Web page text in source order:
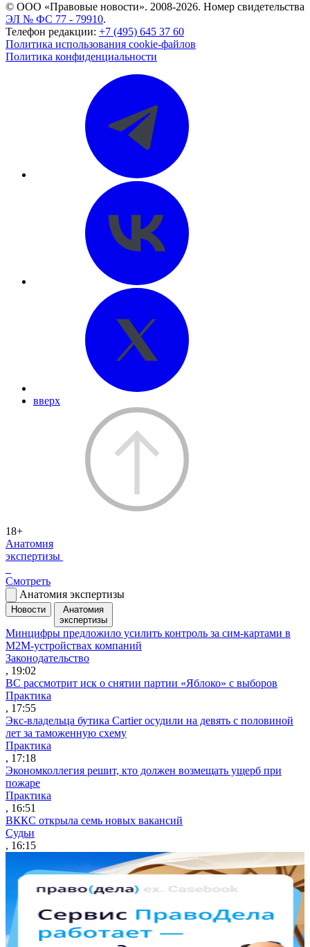
© ООО «Правовые новости». 2008-2026. Номер свидетельства
ЭЛ № ФС 77 - 79910.
Телефон редакции: +7 (495) 645 37 60
Политика использования cookie-файлов
Политика конфиденциальности
вверх
18+
Анатомия
экспертизы
Смотреть
Анатомия экспертизы
Новости
Анатомия
экспертизы
Минцифры предложило усилить контроль за сим-картами в
M2M-устройствах компаний
Законодательство
, 19:02
ВС рассмотрит иск о снятии партии «Яблоко» с выборов
Практика
, 17:55
Экс-владельца бутика Cartier осудили на девять с половиной
лет за таможенную схему
Практика
, 17:18
Экономколлегия решит, кто должен возмещать ущерб при
пожаре
Практика
, 16:51
ВККС открыла семь новых вакансий
Судьи
, 16:15